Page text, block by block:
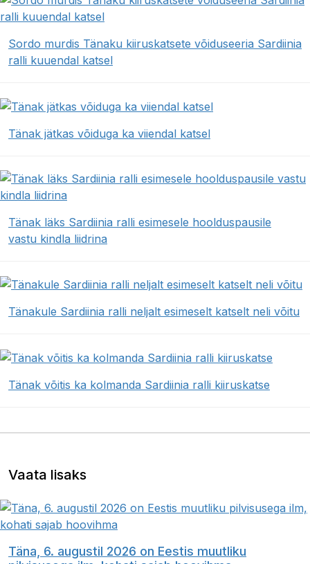
Sordo murdis Tänaku kiiruskatsete võiduseeria Sardiinia
ralli kuuendal katsel
Tänak jätkas võiduga ka viiendal katsel
Tänak läks Sardiinia ralli esimesele hoolduspausile
vastu kindla liidrina
Tänakule Sardiinia ralli neljalt esimeselt katselt neli võitu
Tänak võitis ka kolmanda Sardiinia ralli kiiruskatse
Vaata lisaks
Täna, 6. augustil 2026 on Eestis muutliku